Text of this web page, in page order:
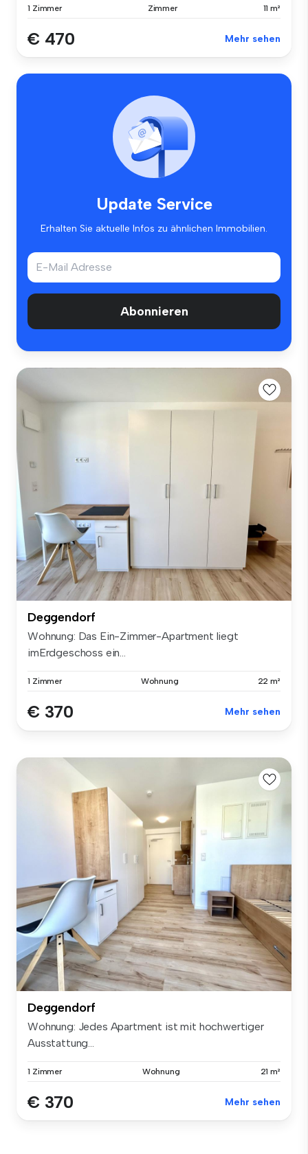
1 Zimmer Zimmer 11 m²
€ 470 Mehr sehen
Update Service
Erhalten Sie aktuelle Infos zu ähnlichen Immobilien.
Abonnieren
Deggendorf
Wohnung: Das Ein-Zimmer-Apartment liegt
imErdgeschoss ein...
1 Zimmer Wohnung 22 m²
€ 370 Mehr sehen
Deggendorf
Wohnung: Jedes Apartment ist mit hochwertiger
Ausstattung...
1 Zimmer Wohnung 21 m²
€ 370 Mehr sehen